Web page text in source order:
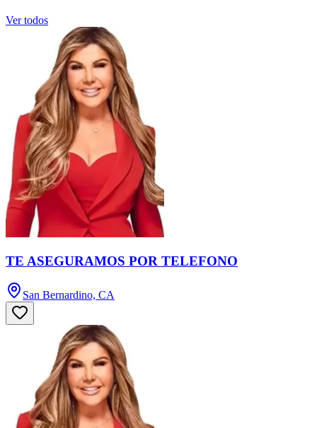
Ver todos
TE ASEGURAMOS POR TELEFONO
San Bernardino, CA